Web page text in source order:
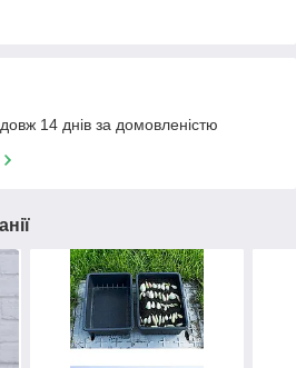
14 днів за домовленістю